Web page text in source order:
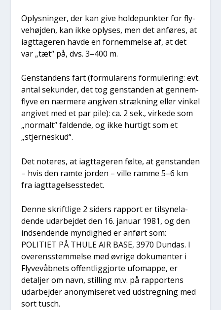
Oplys­nin­ger, der kan give hol­de­punk­ter for fly­
ve­høj­den, kan ikke oply­ses, men det anfø­res, at
iagt­ta­ge­ren hav­de en for­nem­mel­se af, at det
var „tæt“ på, dvs. 3–400 m.
Gen­stan­dens fart (for­mu­la­rens for­mu­le­ring: evt.
antal sekun­der, det tog gen­stan­den at gen­nem­
fly­ve en nær­me­re angi­ven stræk­ning eller vin­kel
angi­vet med et par pile): ca. 2 sek., vir­ke­de som
„nor­malt“ fal­den­de, og ikke hur­tigt som et
„stjer­neskud“.
Det note­res, at iagt­ta­ge­ren føl­te, at gen­stan­den
– hvis den ram­te jor­den – vil­le ram­me 5–6 km
fra iagt­ta­gel­ses­ste­det.
Den­ne skrift­li­ge 2 siders rap­port er til­sy­ne­la­
den­de udar­bej­det den 16. janu­ar 1981, og den
ind­sen­den­de myn­dig­hed er anført som:
POLITIET PÅ THULE AIR BASE, 3970 Dun­das. I
over­ens­stem­mel­se med øvri­ge doku­men­ter i
Fly­ve­våb­nets offent­lig­gjor­te ufo­map­pe, er
detal­jer om navn, stil­ling m.v. på rap­por­tens
udar­bej­der ano­ny­mi­se­ret ved udstreg­ning med
sort tusch.